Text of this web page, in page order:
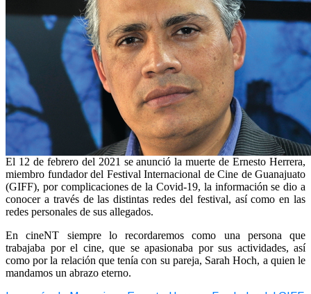
El 12 de febrero del 2021 se anunció la muerte de Ernesto Herrera,
miembro fundador del Festival Internacional de Cine de Guanajuato
(GIFF), por complicaciones de la Covid-19, la información se dio a
conocer a través de las distintas redes del festival, así como en las
redes personales de sus allegados.
En cineNT siempre lo recordaremos como una persona que
trabajaba por el cine, que se apasionaba por sus actividades, así
como por la relación que tenía con su pareja, Sarah Hoch, a quien le
mandamos un abrazo eterno.